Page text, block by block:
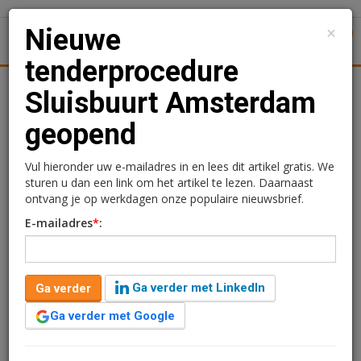
Nieuws Uitgelicht Woningmarkt
Nieuwe tenderprocedure
Sluisbuurt Amsterdam
geopend
De gemeente Amsterdam is op zoek naar een partij die
het geplande programma binnen kavel 4A in de
Sluisbuurt kan ontwikkelen en realiseren. Het
×
Nieuwe
tenderprocedure
Sluisbuurt Amsterdam
geopend
Vul hieronder uw e-mailadres in en lees dit artikel gratis. We
sturen u dan een link om het artikel te lezen. Daarnaast
ontvang je op werkdagen onze populaire nieuwsbrief.
E-mailadres*:
Ga verder
Ga verder met LinkedIn
Ga verder met Google